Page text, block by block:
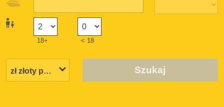
18+ < 18
Szukaj